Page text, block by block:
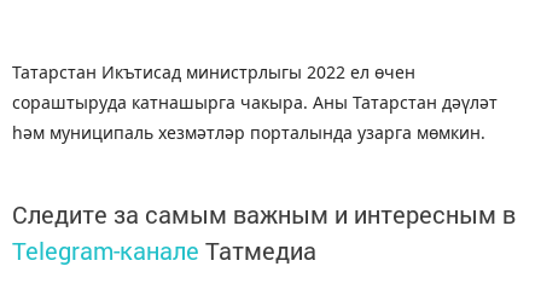
Татарстан Икътисад министрлыгы 2022 ел өчен
сораштыруда катнашырга чакыра. Аны Татарстан дәүләт
һәм муниципаль хезмәтләр порталында узарга мөмкин.
Следите за самым важным и интересным в
Telegram-канале Татмедиа